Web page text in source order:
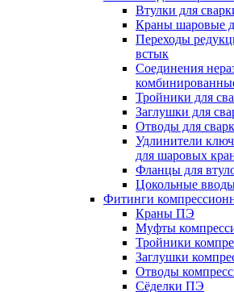
Втулки для
Краны шаровые
Переходы
встык
Соединения
Тройники для
Заглушки для
Отводы для
Удлинители
для шаровых
Фланцы для
Цокольные
Фитинги
Краны ПЭ
Муфты
Тройники
Заглушки
Отводы
Сёделки ПЭ